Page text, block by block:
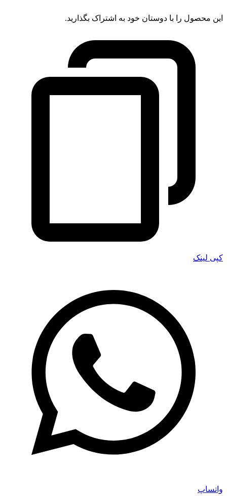
این محصول را با دوستان خود به اشتراک بگذارید.
کپی لینک
واتساپ